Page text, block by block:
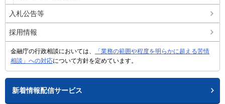
入札公告等
採用情報
金融庁の行政相談においては、
「業務の範囲や程度を明らかに超える苦情
相談」への対応について方針を定めています。
新着情報配信サービス